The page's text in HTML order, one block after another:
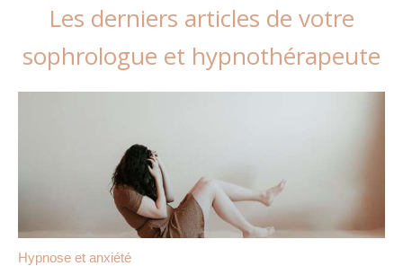
Les derniers articles de votre
sophrologue et hypnothérapeute
Hypnose et anxiété